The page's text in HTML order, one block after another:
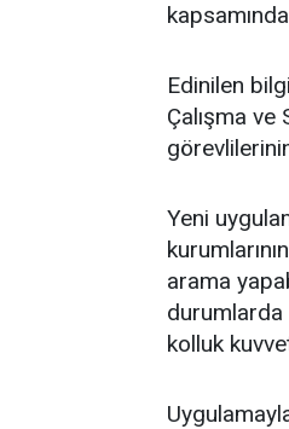
Edinilen
Çalışma ve
Yeni
arama
durumlarda
kolluk